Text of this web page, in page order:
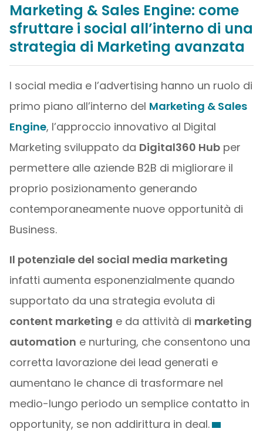
Marketing & Sales Engine: come
sfruttare i social all’interno di una
strategia di Marketing avanzata
I social media e l’advertising hanno un ruolo di
primo piano all’interno del Marketing & Sales
Engine, l’approccio innovativo al Digital
Marketing sviluppato da Digital360 Hubper
permettere alle aziende B2B di migliorare il
proprio posizionamento generando
contemporaneamente nuove opportunità di
Business.
Il potenziale del social media marketing
infatti aumenta esponenzialmente quando
supportato da una strategia evoluta di
content marketing e da attività di marketing
automation e nurturing, che consentono una
corretta lavorazione dei lead generati e
aumentano le chance di trasformare nel
medio-lungo periodo un semplice contatto in
opportunity, se non addirittura in deal.